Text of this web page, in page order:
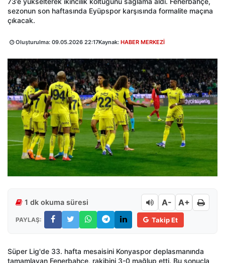
sezonun son haftasında Eyüpspor karşısında formalite maçına
çıkacak.
Oluşturulma: 09.05.2026 22:17Kaynak: HABER MERKEZİ
1 dk okuma süresi A- A+
PAYLAŞ: Takip Et
Süper Lig'de 33. hafta mesaisini Konyaspor deplasmanında
tamamlayan Fenerbahçe, rakibini 3-0 mağlup etti. Bu sonuçla